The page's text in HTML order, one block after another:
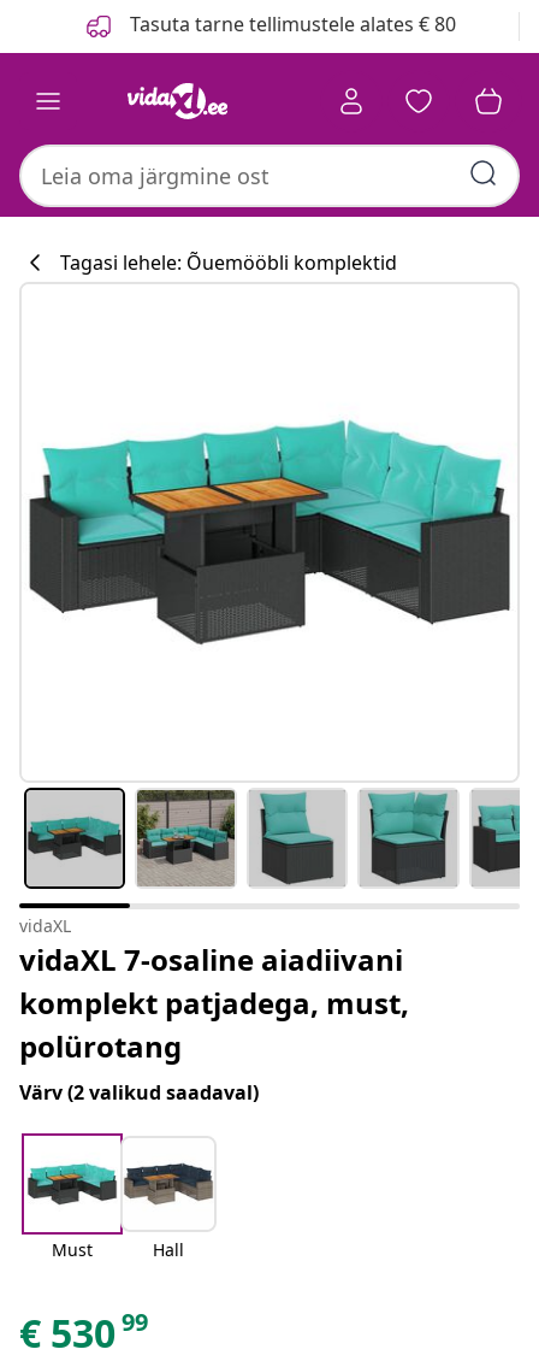
Tasuta tarne tellimustele alates € 80
#sharemevidaxl
Tagasi lehele: Õuemööbli komplektid
vidaXL
vidaXL 7-osaline aiadiivani
komplekt patjadega, must,
polürotang
Värv(2 valikud saadaval)
Must Hall
€ 53099